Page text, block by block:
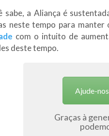
sabe, a Aliança é
neste tempo para
com o intuito de
deste tempo.
Ajude-
Graças à